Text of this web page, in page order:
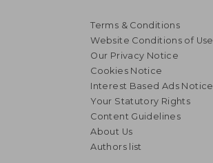
Terms & Conditions
Website Conditions of Use
Our Privacy Notice
Cookies Notice
Interest Based Ads Notice
Your Statutory Rights
Content Guidelines
About Us
Authors list